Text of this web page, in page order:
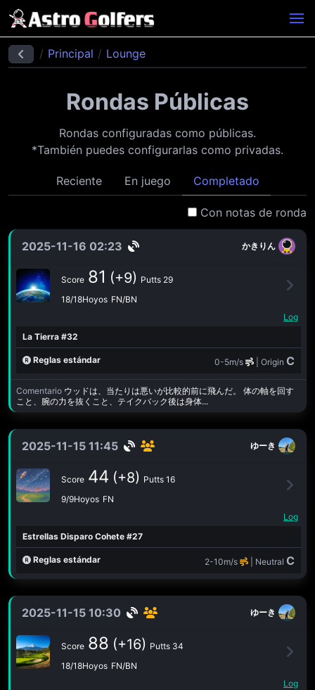
Principal Lounge
Rondas Públicas
Rondas configuradas como públicas.
*También puedes configurarlas como privadas.
Reciente En juego Completado
Con notas de ronda
2025-11-16 02:23 かきりん
Score 81 (+9) Putts 29
18/18Hoyos FN/BN
Log
La Tierra #32
Reglas estándar 0-5m/s | Origin C
Comentario ウッドは、当たりは悪いが比較的前に飛んだ。 体の軸を回す
こと、腕の力を抜くこと、テイクバック後は身体...
2025-11-15 11:45 ゆーき
Score 44 (+8) Putts 16
9/9Hoyos FN
Log
Estrellas Disparo Cohete #27
Reglas estándar 2-10m/s | Neutral C
2025-11-15 10:30 ゆーき
Score 88 (+16) Putts 34
18/18Hoyos FN/BN
Log